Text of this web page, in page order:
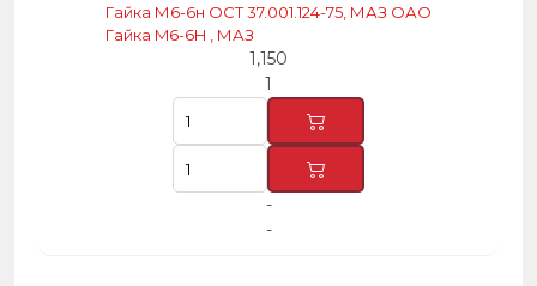
Гайка М6-6н ОСТ 37.001.124-75, МАЗ ОАО
Гайка M6-6H , МАЗ
1,150
1
-
-